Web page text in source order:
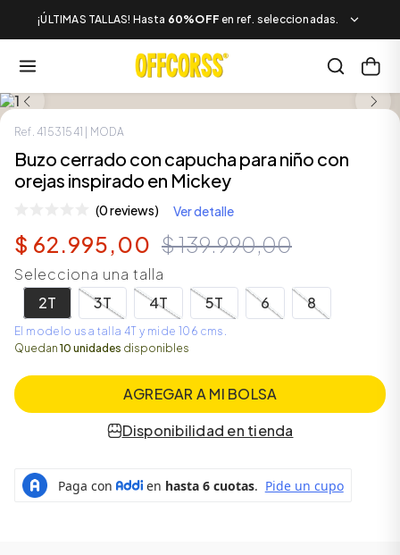
¡ÚLTIMAS TALLAS! Hasta 60%OFF en ref. seleccionadas.
Ref.41531541 | MODA
Buzo cerrado con capucha para niño con
orejas inspirado en Mickey
(0 reviews) Ver detalle
$ 62.995,00 $139.990,00
Selecciona una talla
2T
3T 4T 5T 6 8
El modelo usa talla 4T y mide 106 cms.
Quedan 10 unidades disponibles
AGREGAR A MI BOLSA
Disponibilidad en tienda